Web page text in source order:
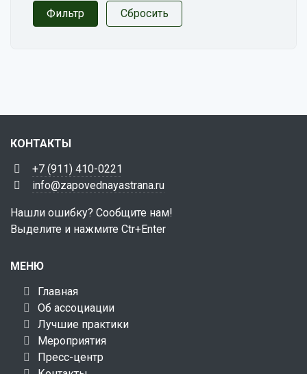
КОНТАКТЫ
+7 (911) 410-0221
info@zapovednayastrana.ru
Нашли ошибку? Сообщите нам!
Выделите и нажмите Ctr+Enter
МЕНЮ
Главная
Об ассоциации
Лучшие практики
Мероприятия
Пресс-центр